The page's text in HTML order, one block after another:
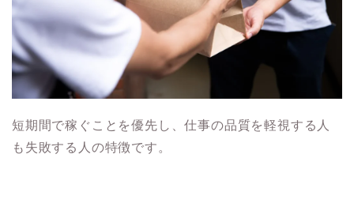
短期間で稼ぐことを優先し、仕事の品質を軽視する人
も失敗する人の特徴です。